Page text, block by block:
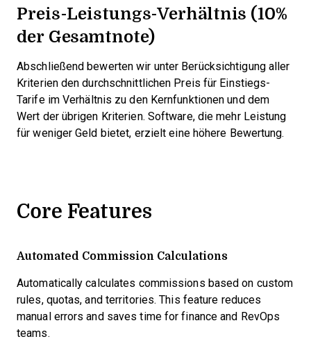
Preis-Leistungs-Verhältnis (10%
der Gesamtnote)
Abschließend bewerten wir unter Berücksichtigung aller
Kriterien den durchschnittlichen Preis für Einstiegs-
Tarife im Verhältnis zu den Kernfunktionen und dem
Wert der übrigen Kriterien. Software, die mehr Leistung
für weniger Geld bietet, erzielt eine höhere Bewertung.
Core Features
Automated Commission Calculations
Automatically calculates commissions based on custom
rules, quotas, and territories. This feature reduces
manual errors and saves time for finance and RevOps
teams.